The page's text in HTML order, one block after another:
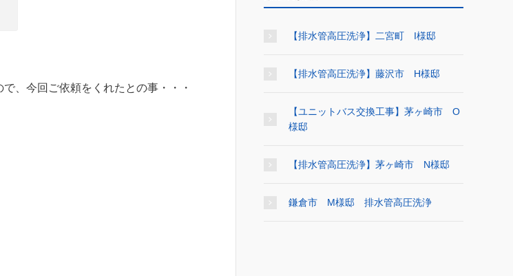
で、今回ご依頼をくれたとの事・・・
【排水管高圧洗浄】二宮町 I様邸
【排水管高圧洗浄】藤沢市 H様邸
【ユニットバス交換工事】茅ヶ崎市 O
様邸
【排水管高圧洗浄】茅ヶ崎市 N様邸
鎌倉市 M様邸 排水管高圧洗浄